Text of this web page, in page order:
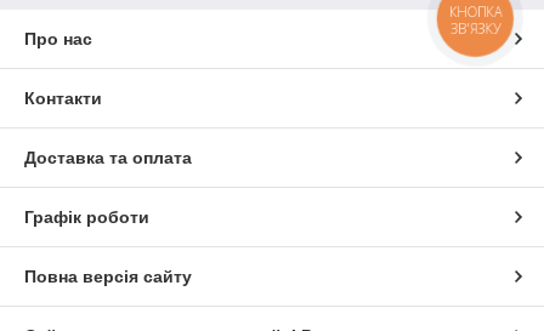
Про нас
Контакти
Доставка та оплата
Графік роботи
Повна версія сайту
КНОПКА
ЗВ'ЯЗКУ